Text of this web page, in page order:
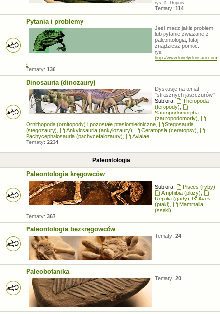
rys. K. Dupuis
Tematy: 114
Pytania i problemy
Jeśli masz jakiś problem
lub pytanie związane z
paleontologią, tutaj
znajdziesz pomoc.
rys.
http://www.lonelydinosaur.com
/
Tematy: 136
Dinosauria (dinozaury)
Dyskusje na temat
"strasznych jaszczurów"
Subfora:
Theropoda
(teropody)
Sauropodomorpha
(zauropodomorfy)
Ornithopoda (ornitopody) i pozostałe ptasiomiedniczne
Stegosauria
(stegozaury)
Ankylosauria (ankylozaury) Ceratopsia (ceratopsy)
Pachycephalosauria (pachycefalozaury)
Avialae
Tematy: 2234
Paleontologia
Paleontologia kręgowców
Subfora: Pisces (ryby)
Amphibia (płazy)
Reptilia (gady)
Aves
(ptaki)
Mammalia
(ssaki)
Tematy: 367
Paleontologia bezkręgowców
Tematy: 24
Paleobotanika
Tematy: 20